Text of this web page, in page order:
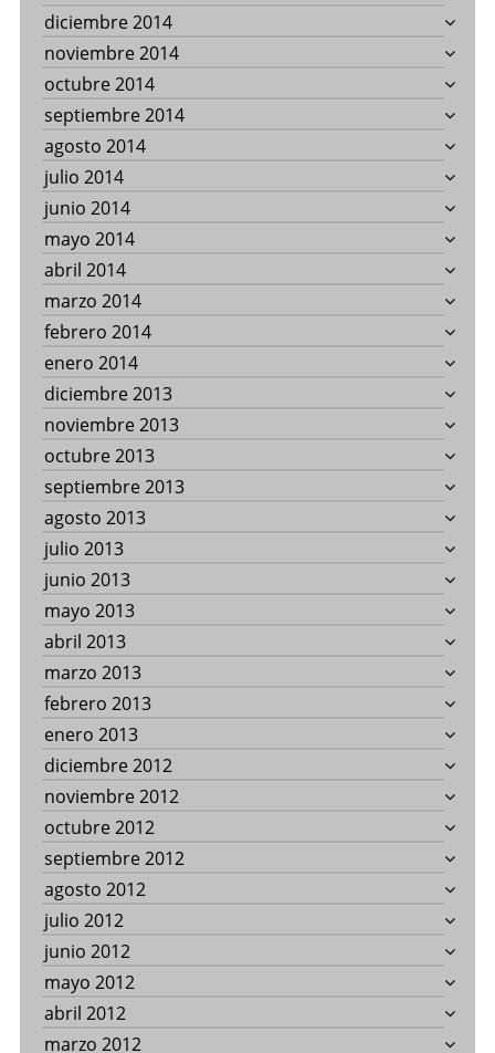
diciembre 2014
noviembre 2014
octubre 2014
septiembre 2014
agosto 2014
julio 2014
junio 2014
mayo 2014
abril 2014
marzo 2014
febrero 2014
enero 2014
diciembre 2013
noviembre 2013
octubre 2013
septiembre 2013
agosto 2013
julio 2013
junio 2013
mayo 2013
abril 2013
marzo 2013
febrero 2013
enero 2013
diciembre 2012
noviembre 2012
octubre 2012
septiembre 2012
agosto 2012
julio 2012
junio 2012
mayo 2012
abril 2012
marzo 2012